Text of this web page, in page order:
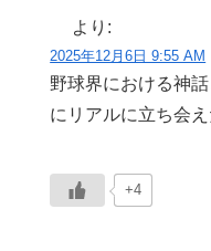
より:
2025年12月6日 9:55 AM
野球界における神
にリアルに立ち会
+4